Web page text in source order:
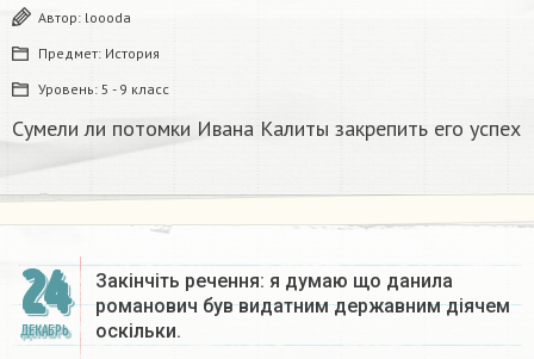
Автор: loooda
Предмет: История
Уровень: 5 - 9 класс
Сумели ли потомки Ивана Калиты закрепить его успех
24
ДЕКАБРЬ
Закінчіть речення: я думаю що данила
романович був видатним державним діячем
оскільки.